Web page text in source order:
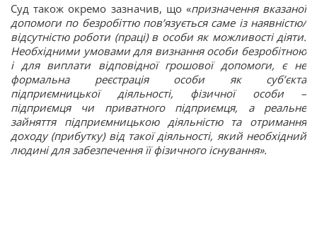
Суд також окремо зазначив, що «призначення вказаної
допомоги по безробіттю пов’язується саме із наявністю/
відсутністю роботи (праці) в особи як можливості діяти.
Необхідними умовами для визнання особи безробітною
і для виплати відповідної грошової допомоги, є не
формальна реєстрація особи як суб’єкта
підприємницької діяльності, фізичної особи –
підприємця чи приватного підприємця, а реальне
зайняття підприємницькою діяльністю та отримання
доходу (прибутку) від такої діяльності, який необхідний
людині для забезпечення її фізичного існування».